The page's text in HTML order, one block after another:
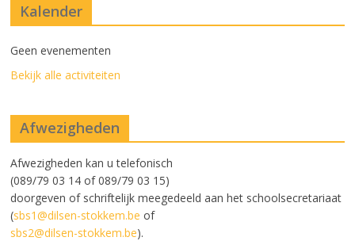
Kalender
Geen evenementen
Bekijk alle activiteiten
Afwezigheden
Afwezigheden kan u telefonisch
(089/79 03 14 of 089/79 03 15)
doorgeven of schriftelijk meegedeeld aan het schoolsecretariaat
(sbs1@dilsen-stokkem.be of
sbs2@dilsen-stokkem.be).